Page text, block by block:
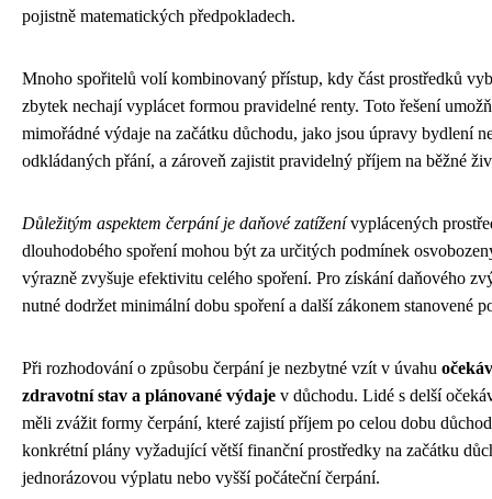
pojistně matematických předpokladech.
Mnoho spořitelů volí kombinovaný přístup, kdy část prostředků
zbytek nechají vyplácet formou pravidelné renty. Toto řešení
mimořádné výdaje na začátku důchodu, jako jsou úpravy bydlení
odkládaných přání, a zároveň zajistit pravidelný příjem na běžné
Důležitým aspektem čerpání je daňové zatíženívyplácených
dlouhodobého spoření mohou být za určitých podmínek
výrazně zvyšuje efektivitu celého spoření. Pro získání daňového
nutné dodržet minimální dobu spoření a další zákonem stanovené
Při rozhodování o způsobu čerpání je nezbytné vzít v úvahu
zdravotní stav a plánované výdaje v důchodu. Lidé s delší
měli zvážit formy čerpání, které zajistí příjem po celou dobu
konkrétní plány vyžadující větší finanční prostředky na začátku
jednorázovou výplatu nebo vyšší počáteční čerpání.